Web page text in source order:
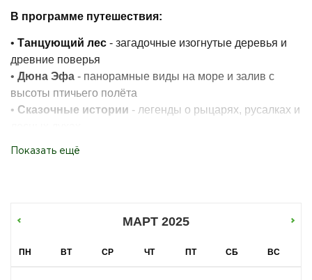
В программе путешествия:
• Танцующий лес - загадочные изогнутые деревья и
древние поверья
• Дюна Эфа - панорамные виды на море и залив с
высоты птичьего полёта
• Сказочные истории - легенды о рыцарях, русалках и
Почему выбирают нашу экскурсию:
Маршрут адаптирован для детей разного возраста
Показать ещё
МАРТ 2025
ПН ВТ СР ЧТ ПТ СБ ВС